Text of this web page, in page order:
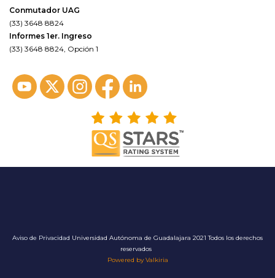
Conmutador UAG
(33) 3648 8824
Informes 1er. Ingreso
(33) 3648 8824, Opción 1
Aviso de Privacidad Universidad Autónoma de Guadalajara 2021 Todos los derechos
reservados
Powered by Valkiria